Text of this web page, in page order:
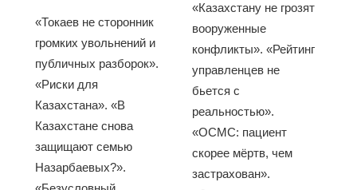
«Токаев не сторонник
громких увольнений и
публичных разборок».
«Риски для
Казахстана». «В
Казахстане снова
защищают семью
Назарбаевых?».
«Казахстану не грозят
вооруженные
конфликты». «Рейтинг
управленцев не
бьется с
реальностью».
«ОСМС: пациент
скорее мёртв, чем
застрахован».